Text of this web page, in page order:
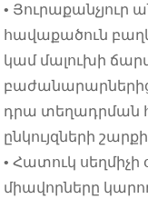
•
հավաքածուն
կամ մալուխի
դրա տեղադրման
ընկույզների
• Հատուկ սեղմիչի
միավորները